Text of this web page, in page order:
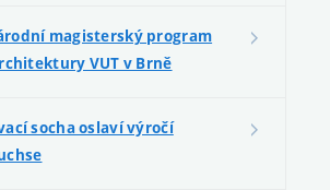
magisterský program
VUT v Brně
socha oslaví výročí